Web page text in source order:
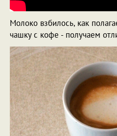
Молоко взбилось, как
чашку с кофе - получаем